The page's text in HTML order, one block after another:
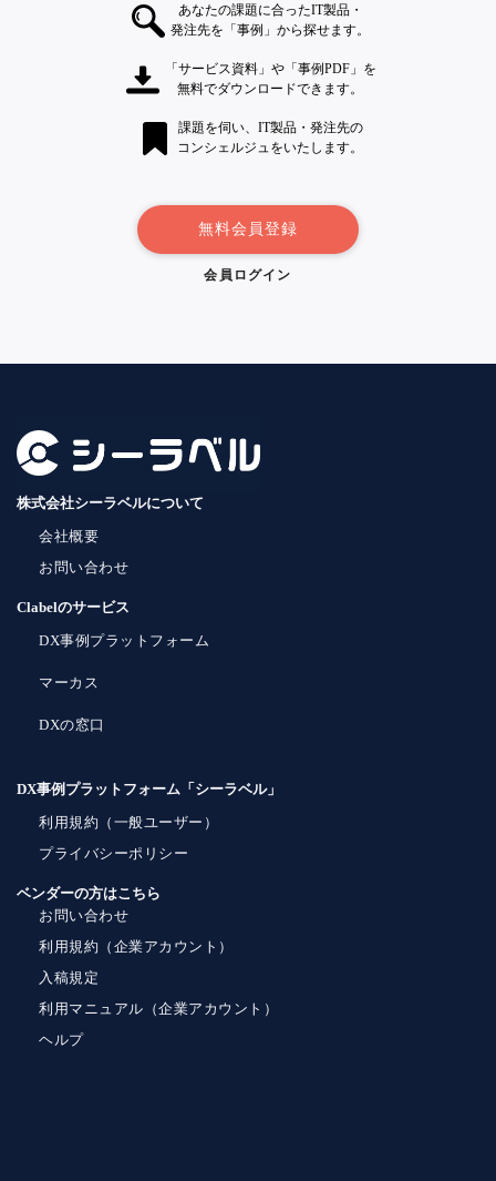
あなたの課題に合ったIT製品・
発注先を「事例」から探せます。
「サービス資料」や「事例PDF」を
無料でダウンロードできます。
課題を伺い、IT製品・発注先の
コンシェルジュをいたします。
無料会員登録
会員ログイン
株式会社シーラベルについて
会社概要
お問い合わせ
Clabelのサービス
DX事例プラットフォーム
マーカス
DXの窓口
DX事例プラットフォーム「シーラベル」
利用規約（一般ユーザー）
プライバシーポリシー
ベンダーの方はこちら
お問い合わせ
利用規約（企業アカウント）
入稿規定
利用マニュアル（企業アカウント）
ヘルプ